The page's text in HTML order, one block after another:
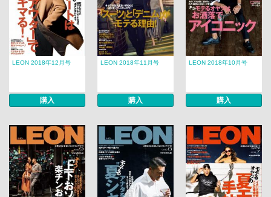
LEON 2018年12月号
購入
LEON 2018年11月号
購入
LEON 2018年10月号
購入